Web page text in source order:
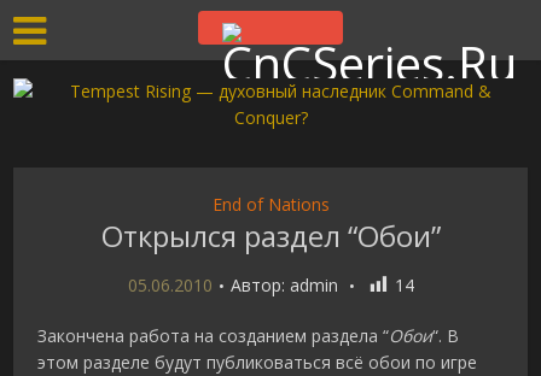
End of Nations
Открылся раздел “Обои”
05.06.2010 Автор: admin 14
Закончена работа на созданием раздела “Обои“. В
этом разделе будут публиковаться всё обои по игре